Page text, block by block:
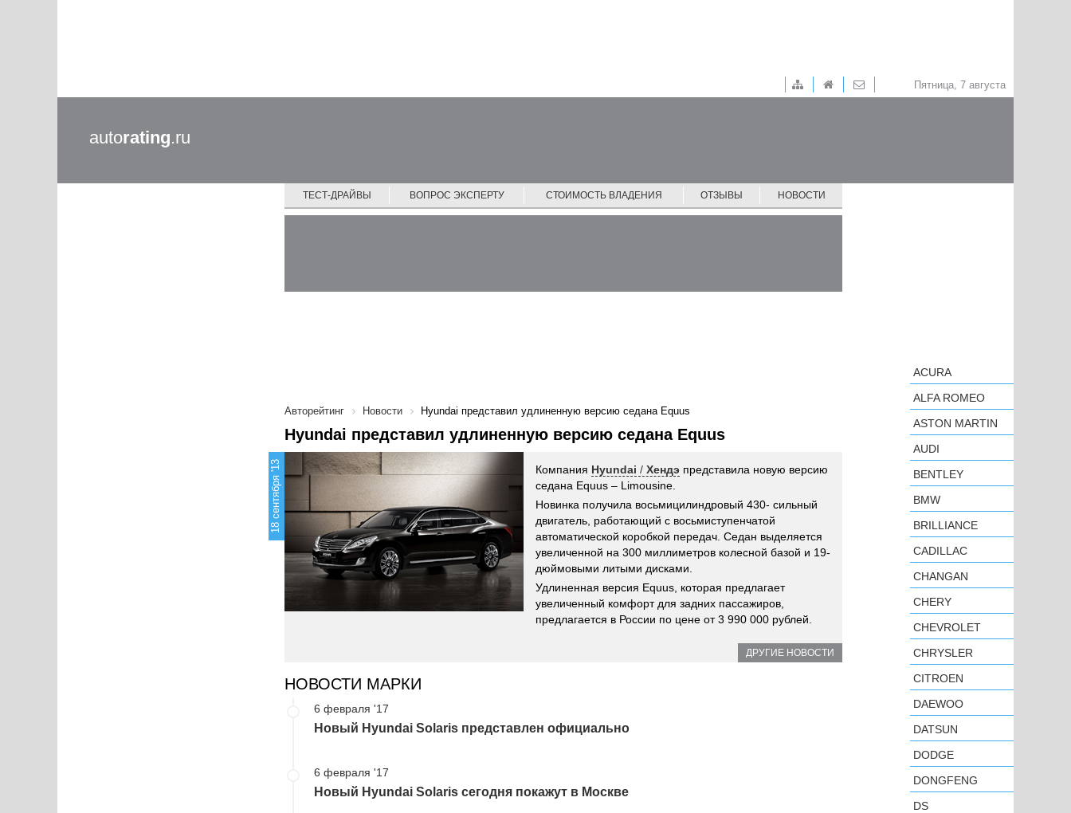
Пятница, 7 августа
autorating.ru
ТЕСТ-ДРАЙВЫ ВОПРОС ЭКСПЕРТУ СТОИМОСТЬ ВЛАДЕНИЯ ОТЗЫВЫ НОВОСТИ
Авторейтинг Новости Hyundai представил удлиненную версию седана Equus
Hyundai представил удлиненную версию седана Equus
18 сентября '13 Компания Hyundai / Хендэ представила новую версию
седана Equus – Limousine.
Новинка получила восьмицилиндровый 430- сильный
двигатель, работающий с восьмиступенчатой
автоматической коробкой передач. Седан выделяется
увеличенной на 300 миллиметров колесной базой и 19-
дюймовыми литыми дисками.
Удлиненная версия Equus, которая предлагает
увеличенный комфорт для задних пассажиров,
предлагается в России по цене от 3 990 000 рублей.
ДРУГИЕ НОВОСТИ
НОВОСТИ МАРКИ
6 февраля '17
Новый Hyundai Solaris представлен официально
6 февраля '17
Новый Hyundai Solaris сегодня покажут в Москве
ACURA
ALFA ROMEO
ASTON MARTIN
AUDI
BENTLEY
BMW
BRILLIANCE
CADILLAC
CHANGAN
CHERY
CHEVROLET
CHRYSLER
CITROEN
DAEWOO
DATSUN
DODGE
DONGFENG
DS